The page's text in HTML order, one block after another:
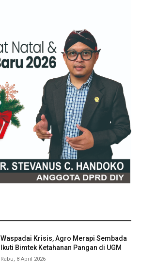
Waspadai Krisis, Agro Merapi Sembada
Ikuti Bimtek Ketahanan Pangan di UGM
Rabu, 8 April 2026